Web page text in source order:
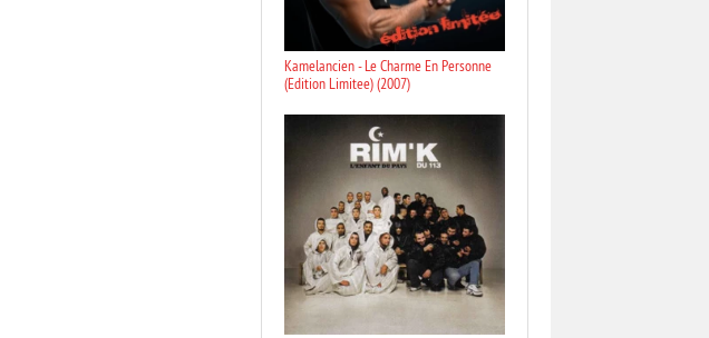
Kamelancien - Le Charme En Personne
(Edition Limitee) (2007)